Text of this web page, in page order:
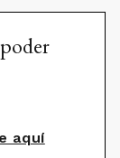
aquí